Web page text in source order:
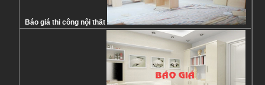
Báo giá thi công nội thất